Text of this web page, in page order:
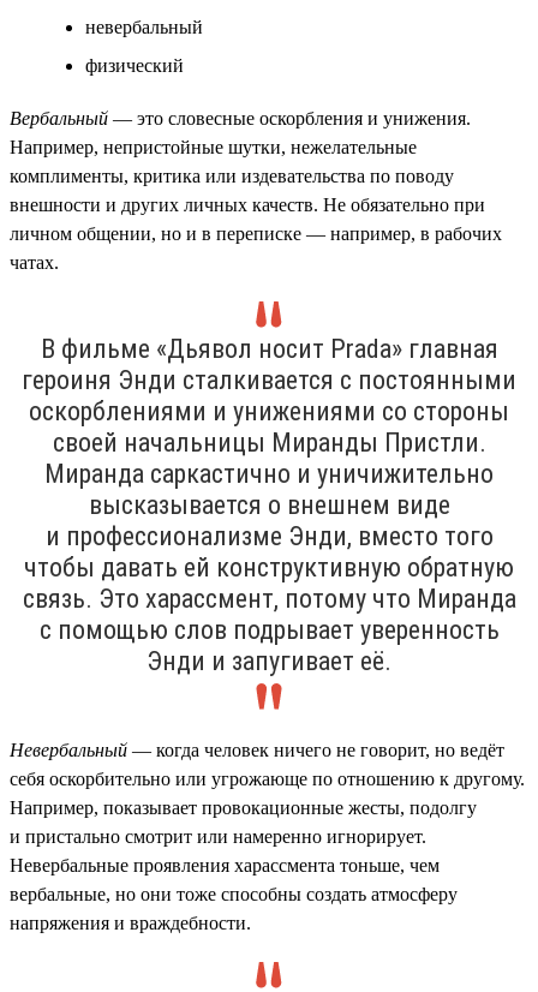
невербальный
физический
Вербальный — это словесные оскорбления и унижения.
Например, непристойные шутки, нежелательные
комплименты, критика или издевательства по поводу
внешности и других личных качеств. Не обязательно при
личном общении, но и в переписке — например, в рабочих
чатах.
В фильме «Дьявол носит Prada» главная
героиня Энди сталкивается с постоянными
оскорблениями и унижениями со стороны
своей начальницы Миранды Пристли.
Миранда саркастично и уничижительно
высказывается о внешнем виде
и профессионализме Энди, вместо того
чтобы давать ей конструктивную обратную
связь. Это харассмент, потому что Миранда
с помощью слов подрывает уверенность
Энди и запугивает её.
Невербальный — когда человек ничего не говорит, но ведёт
себя оскорбительно или угрожающе по отношению к другому.
Например, показывает провокационные жесты, подолгу
и пристально смотрит или намеренно игнорирует.
Невербальные проявления харассмента тоньше, чем
вербальные, но они тоже способны создать атмосферу
напряжения и враждебности.